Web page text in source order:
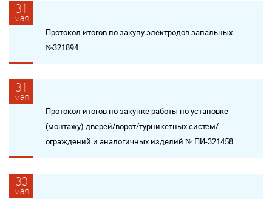
31
мая
Протокол итогов по закупу электродов запальных
№321894
31
мая
Протокол итогов по закупке работы по установке
(монтажу) дверей/ворот/турникетных систем/
ограждений и аналогичных изделий № ПИ-321458
30
мая